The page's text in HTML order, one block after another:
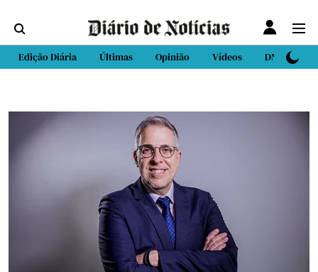
Edição Diária Últimas Opinião Vídeos DN Sport